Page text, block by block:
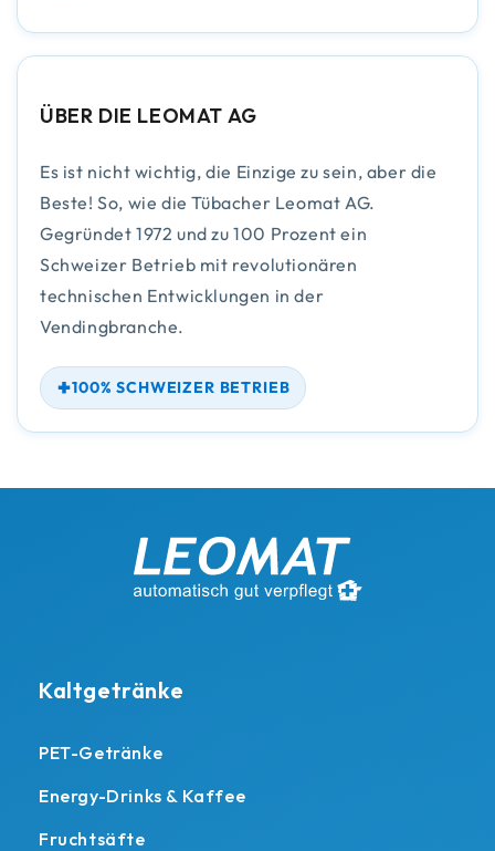
ÜBER DIE LEOMAT AG
Es ist nicht wichtig, die Einzige zu sein, aber die
Beste! So, wie die Tübacher Leomat AG.
Gegründet 1972 und zu 100 Prozent ein
Schweizer Betrieb mit revolutionären
technischen Entwicklungen in der
Vendingbranche.
100% SCHWEIZER BETRIEB
Kaltgetränke
PET-Getränke
Energy-Drinks & Kaffee
Fruchtsäfte